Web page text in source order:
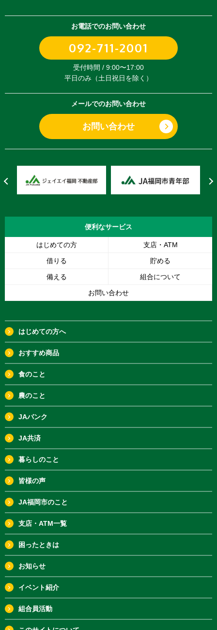
お電話でのお問い合わせ
092-711-2001
受付時間 / 9:00〜17:00
平日のみ（土日祝日を除く）
メールでのお問い合わせ
お問い合わせ
便利なサービス
はじめての方 支店・ATM
借りる 貯める
備える 組合について
お問い合わせ
はじめての方へ
おすすめ商品
食のこと
農のこと
JAバンク
JA共済
暮らしのこと
皆様の声
JA福岡市のこと
支店・ATM一覧
困ったときは
お知らせ
イベント紹介
組合員活動